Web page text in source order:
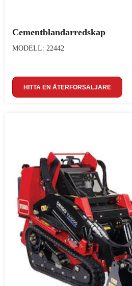
Cementblandarredskap
MODELL: 22442
HITTA EN ÅTERFÖRSÄLJARE